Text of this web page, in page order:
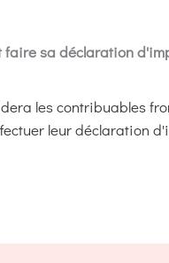
faire sa déclaration
les contribuables
leur déclaration